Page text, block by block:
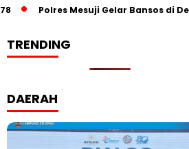
Polres Mesuji Gelar Bansos di
TRENDING
DAERAH